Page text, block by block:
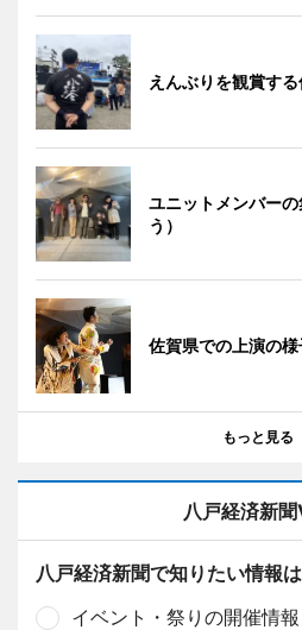
えんぶりを観賞す
ユニットメンバー
う）
佐賀県での上演の様
もっと見る
八戸経済新
八戸経済新聞で知りたい情報
イベント・祭りの開催情報